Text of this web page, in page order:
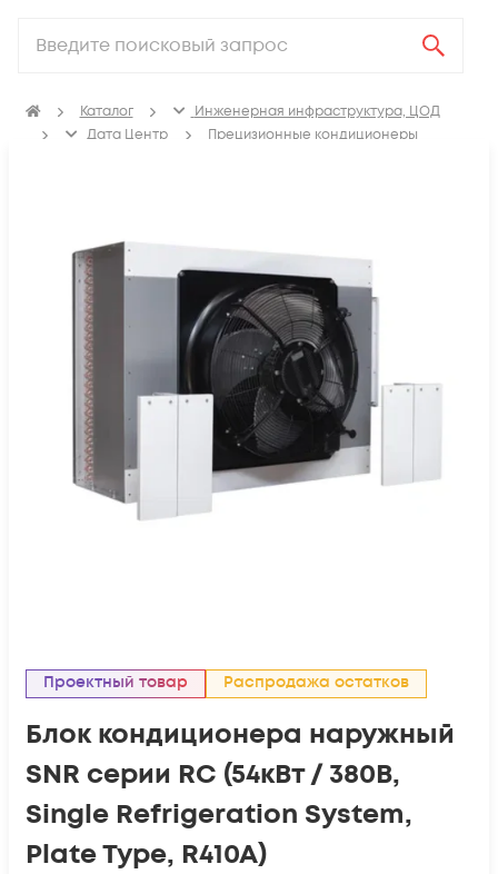
Каталог
Инженерная инфраструктура, ЦОД
Дата Центр
Прецизионные кондиционеры
Проектный товар Распродажа остатков
Блок кондиционера наружный
SNR серии RC (54кВт / 380В,
Single Refrigeration System,
Plate Type, R410A)